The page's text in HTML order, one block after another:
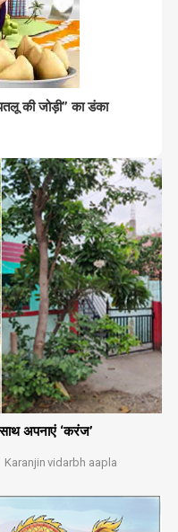
की जोड़ी” का डंका
अपनाएं ‘करंज’
Karanjin vidarbh aapla